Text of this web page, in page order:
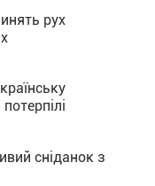
рух
сніданок з